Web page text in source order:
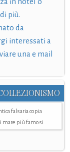
più.
da
interessati a
una e mail
falsaria copia
mare più famosi